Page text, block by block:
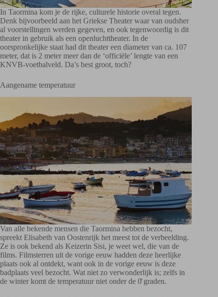
In Taormina kom je de rijke, culturele historie overal tegen.
Denk bijvoorbeeld aan het Griekse Theater waar van oudsher
al voorstellingen werden gegeven, en ook tegenwoordig is dit
theater in gebruik als een openluchttheater. In de
oorspronkelijke staat had dit theater een diameter van ca. 107
meter, dat is 2 meter meer dan de ‘officiële’ lengte van een
KNVB-voetbalveld. Da’s best groot, toch?
Aangename temperatuur
Van alle bekende mensen die Taormina hebben bezocht,
spreekt Elisabeth van Oostenrijk het meest tot de verbeelding.
Ze is ook bekend als Keizerin Sisi, je weet wel, die van de
films. Filmsterren uit de vorige eeuw hadden deze heerlijke
plaats ook al ontdekt, want ook in de vorige eeuw is deze
badplaats veel bezocht. Wat niet zo verwonderlijk is; zelfs in
de winter komt de temperatuur niet onder de 0̊ graden.